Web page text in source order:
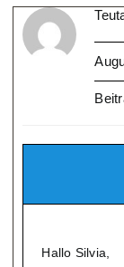
Hallo Silvia,